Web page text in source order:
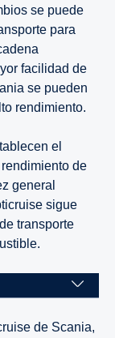
se puede
para
facilidad de
se pueden
rendimiento.
el
de
general
sigue
transporte
de Scania,